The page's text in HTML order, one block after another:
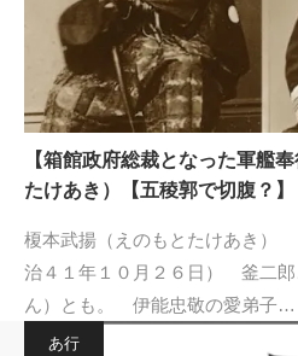
【箱館政府総裁となった軍艦
たけあき）【五稜郭で切腹？】
榎本武揚（えのもとたけあき）
治４１年１０月２６日） 釜二
ん）とも。 伊能忠敬の愛弟子…
あ行